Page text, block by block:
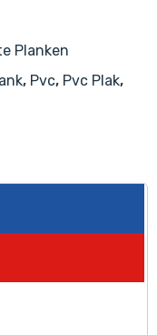
Planken
, Pvc, Pvc Plak,